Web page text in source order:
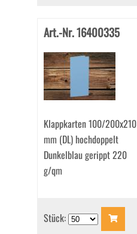
Art.-Nr. 16400335
Klappkarten 100/200x210
mm (DL) hochdoppelt
Dunkelblau gerippt 220
g/qm
Stück: